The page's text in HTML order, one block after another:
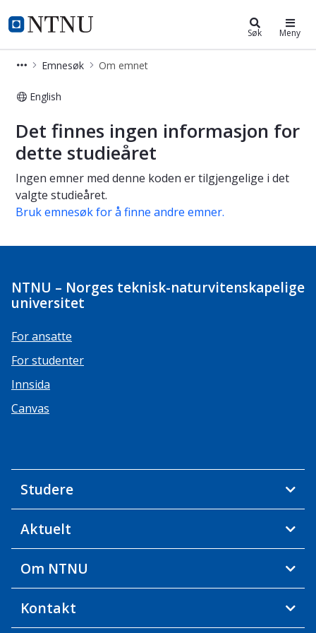
NTNU Hjemmeside
Studier Søk Meny
Emnesøk Om emnet
English
Om emnet
Det finnes ingen informasjon for
dette studieåret
Ingen emner med denne koden er tilgjengelige i det
valgte studieåret.
Bruk emnesøk for å finne andre emner.
NTNU – Norges teknisk-naturvitenskapelige
universitet
For ansatte
For studenter
Innsida
Canvas
Studere
Aktuelt
Om NTNU
Kontakt